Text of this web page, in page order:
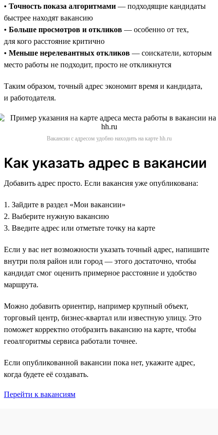
• Точность показа алгоритмами — подходящие кандидаты
быстрее находят вакансию
• Больше просмотров и откликов — особенно от тех,
для кого расстояние критично
• Меньше нерелевантных откликов — соискатели, которым
место работы не подходит, просто не откликнутся
Таким образом, точный адрес экономит время и кандидата,
и работодателя.
Вакансии с адресом удобно находить на карте hh.ru
Как указать адрес в вакансии
Добавить адрес просто. Если вакансия уже опубликована:
1. Зайдите в раздел «Мои вакансии»
2. Выберите нужную вакансию
3. Введите адрес или отметьте точку на карте
Если у вас нет возможности указать точный адрес, напишите
внутри поля район или город — этого достаточно, чтобы
кандидат смог оценить примерное расстояние и удобство
маршрута.
Можно добавить ориентир, например крупный объект,
торговый центр, бизнес-квартал или известную улицу. Это
поможет корректно отобразить вакансию на карте, чтобы
геоалгоритмы сервиса работали точнее.
Если опубликованной вакансии пока нет, укажите адрес,
когда будете её создавать.
Перейти к вакансиям